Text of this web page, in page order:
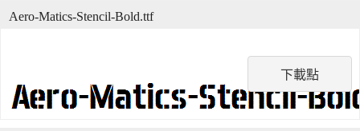
下載點
Aero-Matics-Stencil-Bold.ttf